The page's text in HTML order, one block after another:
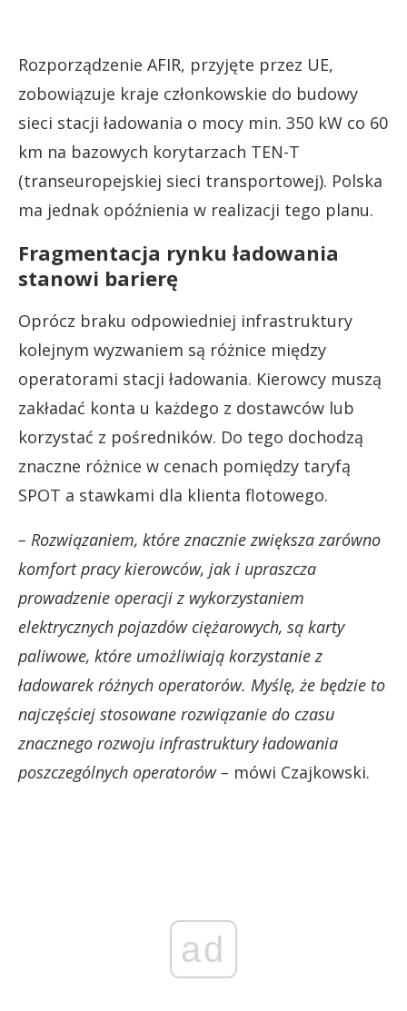
Rozporządzenie AFIR, przyjęte przez UE,
zobowiązuje kraje członkowskie do budowy
sieci stacji ładowania o mocy min. 350 kW co 60
km na bazowych korytarzach TEN-T
(transeuropejskiej sieci transportowej). Polska
ma jednak opóźnienia w realizacji tego planu.
Fragmentacja rynku ładowania
stanowi barierę
Oprócz braku odpowiedniej infrastruktury
kolejnym wyzwaniem są różnice między
operatorami stacji ładowania. Kierowcy muszą
zakładać konta u każdego z dostawców lub
korzystać z pośredników. Do tego dochodzą
znaczne różnice w cenach pomiędzy taryfą
SPOT a stawkami dla klienta flotowego.
– Rozwiązaniem, które znacznie zwiększa zarówno
komfort pracy kierowców, jak i upraszcza
prowadzenie operacji z wykorzystaniem
elektrycznych pojazdów ciężarowych, są karty
paliwowe, które umożliwiają korzystanie z
ładowarek różnych operatorów. Myślę, że będzie to
najczęściej stosowane rozwiązanie do czasu
znacznego rozwoju infrastruktury ładowania
poszczególnych operatorów – mówi Czajkowski.
ad